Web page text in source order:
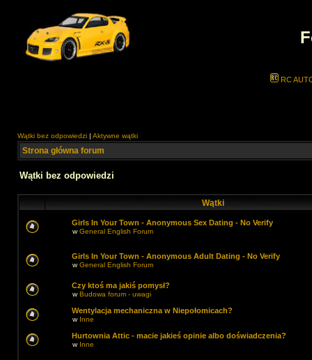
RC
Wątki bez odpowiedzi | Aktywne wątki
Strona główna forum
Wątki bez odpowiedzi
Wątki
Girls In Your Town - Anonymous Sex Dating - No Verify
wGeneral English Forum
Girls In Your Town - Anonymous Adult Dating - No Verify
wGeneral English Forum
Czy ktoś ma jakiś pomysł?
wBudowa forum - uwagi
Wentylacja mechaniczna w Niepołomicach?
w Inne
Hurtownia Attic - macie jakieś opinie albo doświadczenia?
w Inne